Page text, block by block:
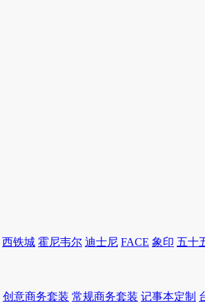
西铁城 霍尼韦尔 迪士尼 FACE 象印 五十
创意商务套装 常规商务套装 记事本定制